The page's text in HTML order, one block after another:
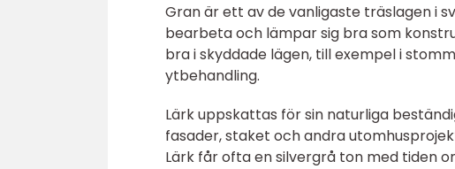
Gran är ett av de vanligaste träslagen i
bearbeta och lämpar sig bra som
bra i skyddade lägen, till exempel i
ytbehandling.
Lärk uppskattas för sin naturliga
fasader, staket och andra
Lärk får ofta en silvergrå ton med tiden